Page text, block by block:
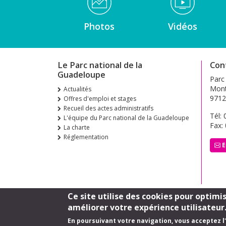
Photos Vidéos
Le Parc national de la
Guadeloupe
Actualités
Offres d'emploi et stages
Recueil des actes administratifs
L'équipe du Parc national de la Guadeloupe
La charte
Réglementation
Tél:
Fax:
Ce site utilise des cookies pour
améliorer votre expérience utilisateur.
En poursuivant votre navigation, vous acceptez